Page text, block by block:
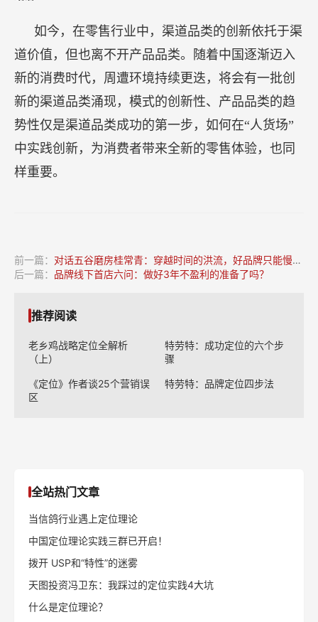
如今，在零售行业中，渠道品类的创新依托于渠
道价值，但也离不开产品品类。随着中国逐渐迈入
新的消费时代，周遭环境持续更迭，将会有一批创
新的渠道品类涌现，模式的创新性、产品品类的趋
势性仅是渠道品类成功的第一步，如何在“人货场”
中实践创新，为消费者带来全新的零售体验，也同
样重要。
前一篇： 对话五谷磨房桂常青：穿越时间的洪流，好品牌只能慢慢“磨”
后一篇： 品牌线下首店六问：做好3年不盈利的准备了吗？
推荐阅读
老乡鸡战略定位全解析
（上）
特劳特：成功定位的六个步
骤
《定位》作者谈25个营销误
区
特劳特：品牌定位四步法
全站热门文章
当信鸽行业遇上定位理论
中国定位理论实践三群已开启！
拨开 USP和“特性”的迷雾
天图投资冯卫东：我踩过的定位实践4大坑
什么是定位理论？